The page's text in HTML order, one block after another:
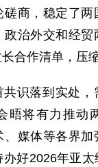
磋商，稳定了
政治外交和经
合作清单，压
共识落到实处，
晤将有力推动
、媒体等各界
好2026年亚